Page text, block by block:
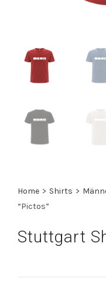
Home > Shirts >
“Pictos”
Stuttgart